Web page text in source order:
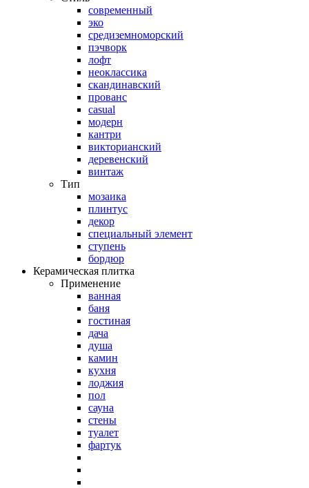
современный
эко
средиземноморский
пэчворк
лофт
неоклассика
скандинавский
прованс
casual
модерн
кантри
викторианский
деревенский
винтаж
Тип
мозаика
плинтус
декор
специальный элемент
ступень
бордюр
Керамическая плитка
Применение
ванная
баня
гостиная
дача
душа
камин
кухня
лоджия
пол
сауна
стены
туалет
фартук